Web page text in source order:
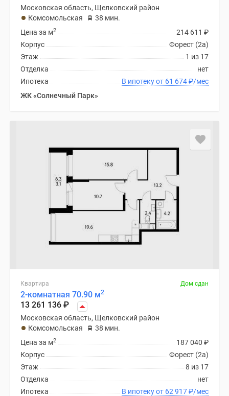
Московская область, Щелковский район
Комсомольская
38 мин.
214 611 ₽
Цена за м2
Форест (2а)
Корпус
1 из 17
Этаж
нет
Отделка
В ипотеку от 61 674₽/мес
Ипотека
ЖК «Солнечный Парк»
Квартира Дом сдан
2-комнатная 70.90 м2
13 261 136 ₽
Московская область, Щелковский район
Комсомольская
38 мин.
187 040 ₽
Цена за м2
Форест (2а)
Корпус
8 из 17
Этаж
нет
Отделка
В ипотеку от 62 917₽/мес
Ипотека